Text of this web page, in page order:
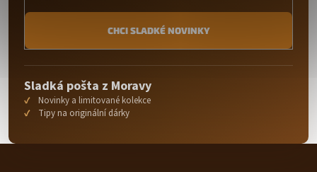
CHCI SLADKÉ NOVINKY
Sladká pošta z Moravy
Novinky a limitované kolekce
Tipy na originální dárky